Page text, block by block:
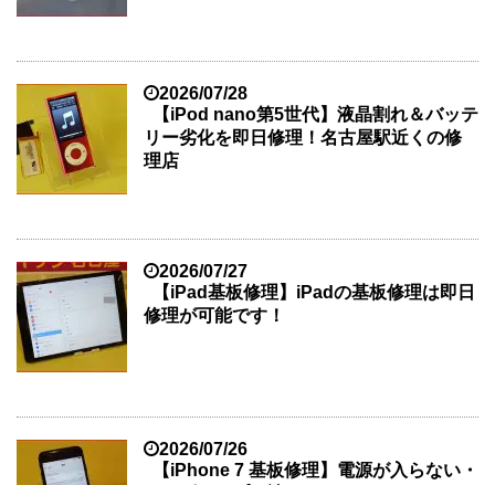
2026/07/28
【iPod nano第5世代】液晶割れ＆バッテ
リー劣化を即日修理！名古屋駅近くの修
理店
2026/07/27
【iPad基板修理】iPadの基板修理は即日
修理が可能です！
2026/07/26
【iPhone 7 基板修理】電源が入らない・